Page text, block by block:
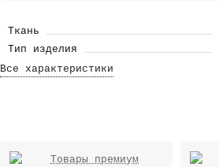
Ткань
Тип изделия
Все характеристики
Товары премиум